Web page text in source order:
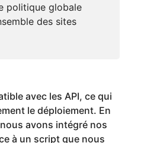
politique globale
des sites
avec les API, ce qui
le déploiement. En
avons intégré nos
à un script que nous